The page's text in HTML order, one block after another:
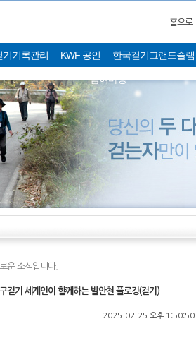
홈으로
기기록관리 KWF 공인 한국걷기그랜드슬램
참여마당
운 소식입니다.
걷기 세계인이 함께하는 발안천 플로깅(걷기)
2025-02-25 오후 1:50:50